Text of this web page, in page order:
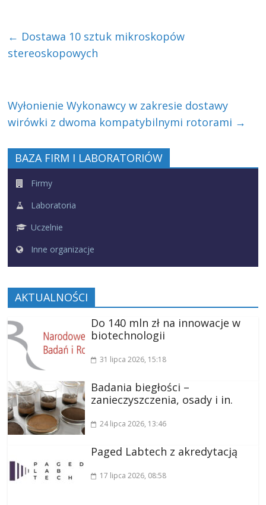
← Dostawa 10 sztuk mikroskopów
stereoskopowych
Wyłonienie Wykonawcy w zakresie dostawy
wirówki z dwoma kompatybilnymi rotorami →
BAZA FIRM I LABORATORIÓW
Firmy
Laboratoria
Uczelnie
Inne organizacje
AKTUALNOŚCI
Do 140 mln zł na innowacje w
biotechnologii
31 lipca 2026, 15:18
Badania biegłości –
zanieczyszczenia, osady i in.
24 lipca 2026, 13:46
Paged Labtech z akredytacją
17 lipca 2026, 08:58